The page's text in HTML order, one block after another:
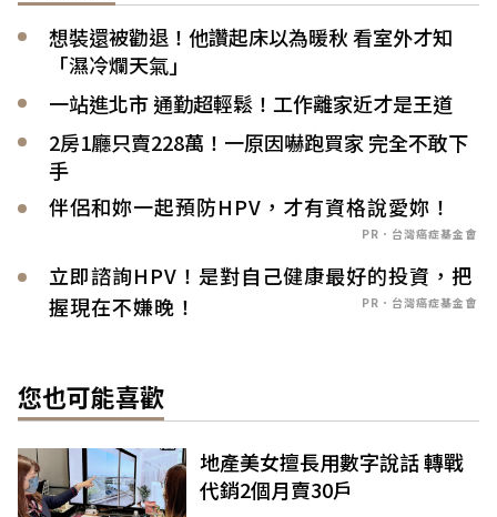
想裝還被勸退！他讚起床以為暖秋 看室外才知
「濕冷爛天氣」
一站進北市 通勤超輕鬆！工作離家近才是王道
2房1廳只賣228萬！一原因嚇跑買家 完全不敢下
手
伴侶和妳一起預防HPV，才有資格說愛妳！
PR．台灣癌症基金會
立即諮詢HPV！是對自己健康最好的投資，把
握現在不嫌晚！
PR．台灣癌症基金會
您也可能喜歡
地產美女擅長用數字說話 轉戰
代銷2個月賣30戶